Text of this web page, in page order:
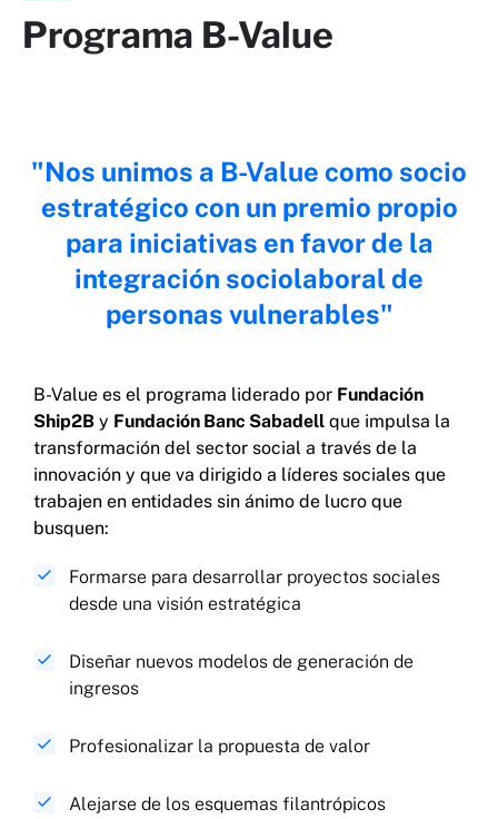
Programa B-Value
Nos unimos a B-Value como socio
estratégico con un premio propio
para iniciativas en favor de la
integración sociolaboral de
personas vulnerables
B-Value es el programa liderado por Fundación
Ship2B y Fundación Banc Sabadell que impulsa la
transformación del sector social a través de la
innovación y que va dirigido a líderes sociales que
trabajen en entidades sin ánimo de lucro que
busquen:
Formarse para desarrollar proyectos sociales
desde una visión estratégica
Diseñar nuevos modelos de generación de
ingresos
Profesionalizar la propuesta de valor
Alejarse de los esquemas filantrópicos